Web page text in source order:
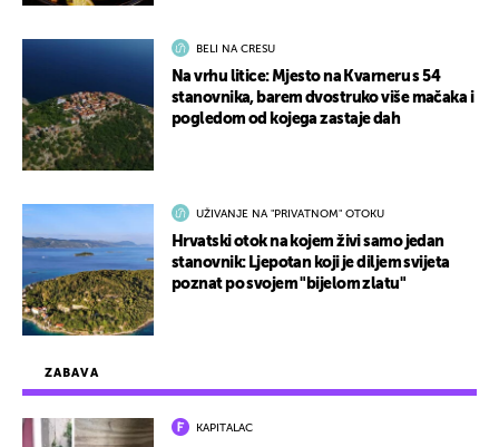
ZABAVA
KAPITALAC
BELI NA CRESU
Na vrhu litice: Mjesto na Kvarneru s 54
stanovnika, barem dvostruko više mačaka i
pogledom od kojega zastaje dah
UŽIVANJE NA "PRIVATNOM" OTOKU
Hrvatski otok na kojem živi samo jedan
stanovnik: Ljepotan koji je diljem svijeta
poznat po svojem "bijelom zlatu"